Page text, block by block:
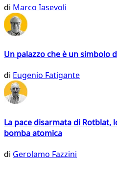
di Marco Iasevoli
Un palazzo che è un simbolo
di Eugenio Fatigante
La pace disarmata di Rotblat,
bomba atomica
di Gerolamo Fazzini